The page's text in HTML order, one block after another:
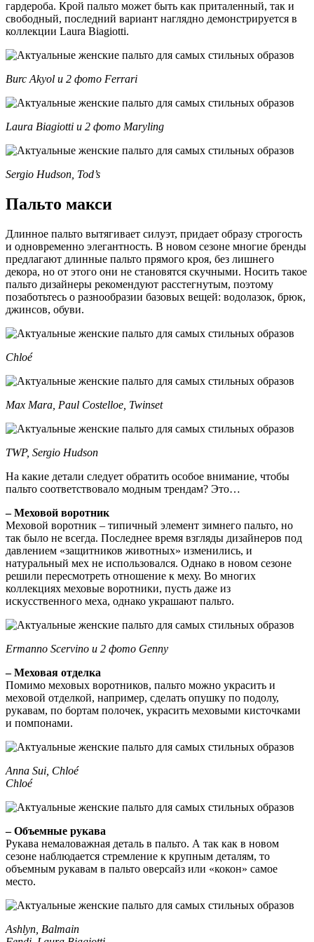
гардероба. Крой пальто может быть как приталенный, так и
свободный, последний вариант наглядно демонстрируется в
коллекции Laura Biagiotti.
Burc Akyol и 2 фото Ferrari
Laura Biagiotti и 2 фото Maryling
Sergio Hudson, Tod’s
Пальто макси
Длинное пальто вытягивает силуэт, придает образу строгость
и одновременно элегантность. В новом сезоне многие бренды
предлагают длинные пальто прямого кроя, без лишнего
декора, но от этого они не становятся скучными. Носить такое
пальто дизайнеры рекомендуют расстегнутым, поэтому
позаботьтесь о разнообразии базовых вещей: водолазок, брюк,
джинсов, обуви.
Chloé
Max Mara, Paul Costelloe, Twinset
TWP, Sergio Hudson
На какие детали следует обратить особое внимание, чтобы
пальто соответствовало модным трендам? Это…
– Меховой воротник
Меховой воротник – типичный элемент зимнего пальто, но
так было не всегда. Последнее время взгляды дизайнеров под
давлением «защитников животных» изменились, и
натуральный мех не использовался. Однако в новом сезоне
решили пересмотреть отношение к меху. Во многих
коллекциях меховые воротники, пусть даже из
искусственного меха, однако украшают пальто.
Ermanno Scervino и 2 фото Genny
– Меховая отделка
Помимо меховых воротников, пальто можно украсить и
меховой отделкой, например, сделать опушку по подолу,
рукавам, по бортам полочек, украсить меховыми кисточками
и помпонами.
Anna Sui, Chloé
Chloé
– Объемные рукава
Рукава немаловажная деталь в пальто. А так как в новом
сезоне наблюдается стремление к крупным деталям, то
объемным рукавам в пальто оверсайз или «кокон» самое
место.
Ashlyn, Balmain